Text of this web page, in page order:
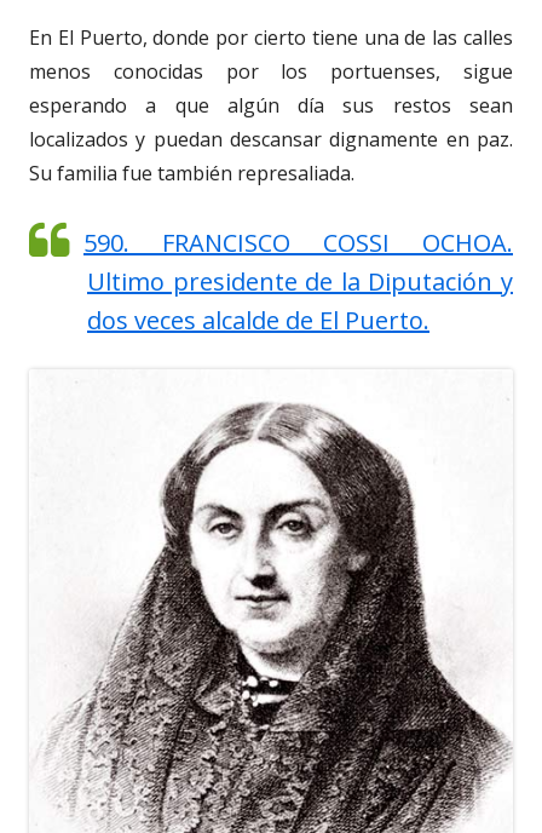
En El Puerto, donde por cierto tiene una de las calles
menos conocidas por los portuenses, sigue
esperando a que algún día sus restos sean
localizados y puedan descansar dignamente en paz.
Su familia fue también represaliada.
590. FRANCISCO COSSI OCHOA.
Ultimo presidente de la Diputación y
dos veces alcalde de El Puerto.